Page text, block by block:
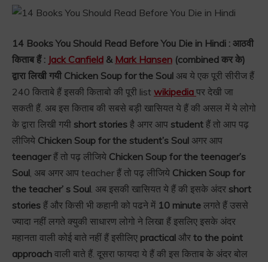
14 Books You Should Read Before You Die in Hindi : आठवी
किताब हैं : Jack Canfield & Mark Hansen (combined कर के)
द्वारा लिखी गयी Chicken Soup for the Soul अब ये एक पूरी सीरीज हैं
240 किताबे हैं इसकी किताबो की पूरी list wikipedia पर देखी जा
सकती हैं. अब इस किताब की सबसे बड़ी खासियत ये हैं की असल में ये लोगो
के द्वारा लिखी गयी short stories है अगर आप student हैं तो आप पढ़
लीजिये Chicken Soup for the student’s Soul अगर आप
teenagerहैं तो पढ़ लीजिये Chicken Soup for the teenager’s
Soul , अब अगर आप teacher हैं तो पढ़ लीजिये Chicken Soup for
the teacher’ s Soul . अब इसकी खासियत ये हैं की इसके अंदर short
stories हैं और किसी भी कहानी को पढने में 10 minute लगते हैं उससे
ज्यादा नहीं लगते क्युकी साधारण लोगो ने लिखा हैं इसलिए इसके अंदर
महानता वाली कोई बाते नहीं हैं इसीलिए practical और to the point
approach वाली बाते हैं. दूसरा फायदा ये हैं की इस किताब के अंदर बोल